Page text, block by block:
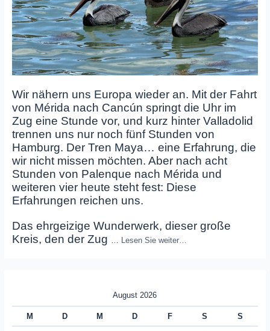
Wir nähern uns Europa wieder an. Mit der Fahrt
von Mérida nach Cancún springt die Uhr im
Zug eine Stunde vor, und kurz hinter Valladolid
trennen uns nur noch fünf Stunden von
Hamburg. Der Tren Maya… eine Erfahrung, die
wir nicht missen möchten. Aber nach acht
Stunden von Palenque nach Mérida und
weiteren vier heute steht fest: Diese
Erfahrungen reichen uns.
Das ehrgeizige Wunderwerk, dieser große
Kreis, den der Zug … Lesen Sie weiter…
August 2026
M D M D F S S